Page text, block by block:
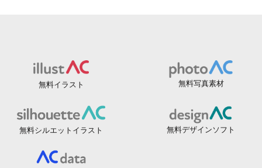
無料イラスト 無料写真素材
無料シルエットイラスト 無料デザインソフト